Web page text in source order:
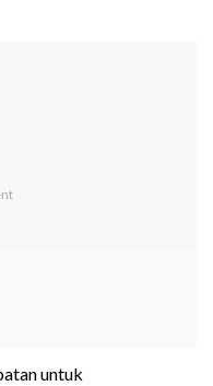
untuk